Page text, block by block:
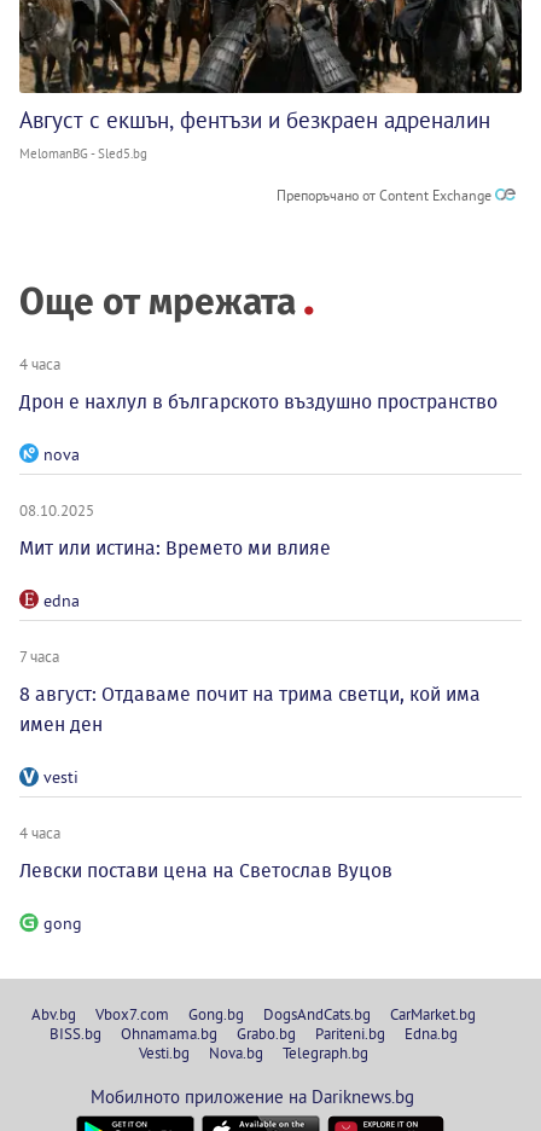
Август с екшън, фентъзи и безкраен адреналин
MelomanBG - Sled5.bg
Препоръчано от Content Exchange
Още от мрежата
4 часа
Дрон е нахлул в българското въздушно пространство
nova
08.10.2025
Мит или истина: Времето ми влияе
edna
7 часа
8 август: Отдаваме почит на трима светци, кой има
имен ден
vesti
4 часа
Левски постави цена на Светослав Вуцов
gong
Abv.bg Vbox7.com Gong.bg DogsAndCats.bg
CarMarket.bg
BISS.bg
Ohnamama.bg Grabo.bg Pariteni.bg
Edna.bg
Vesti.bg
Nova.bg Telegraph.bg
Мобилното приложение на Dariknews.bg